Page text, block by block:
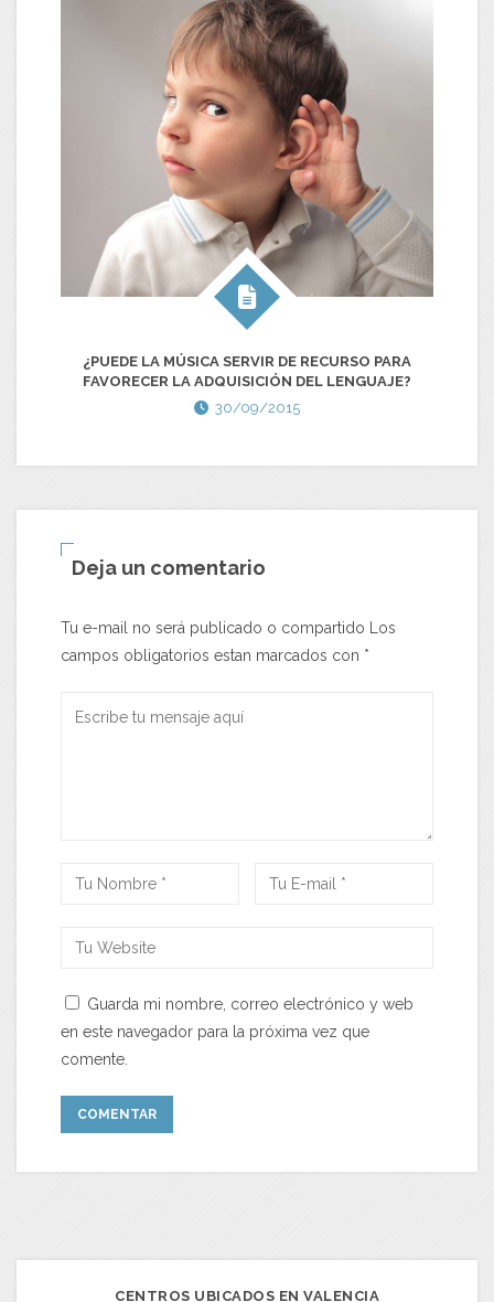
¿PUEDE LA MÚSICA SERVIR DE RECURSO PARA
FAVORECER LA ADQUISICIÓN DEL LENGUAJE?
30/09/2015
Deja un comentario
Tu e-mail no será publicado o compartido Los
campos obligatorios estan marcados con *
Guarda mi nombre, correo electrónico y web
en este navegador para la próxima vez que
comente.
CENTROS UBICADOS EN VALENCIA